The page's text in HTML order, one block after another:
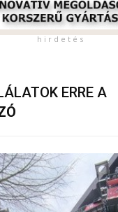
h i r d e t é s
ERRE A